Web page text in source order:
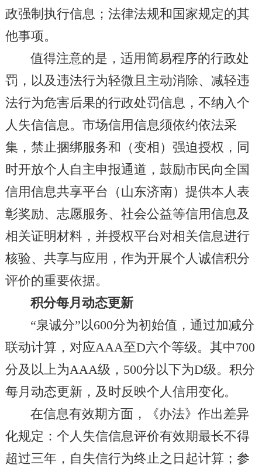
政强制执行信息；法律法规和国家规定的其
他事项。
值得注意的是，适用简易程序的行政处
罚，以及违法行为轻微且主动消除、减轻违
法行为危害后果的行政处罚信息，不纳入个
人失信信息。市场信用信息须依约依法采
集，禁止捆绑服务和（变相）强迫授权，同
时开放个人自主申报通道，鼓励市民向全国
信用信息共享平台（山东济南）提供本人表
彰奖励、志愿服务、社会公益等信用信息及
相关证明材料，并授权平台对相关信息进行
核验、共享与应用，作为开展个人诚信积分
评价的重要依据。
积分每月动态更新
“泉诚分”以600分为初始值，通过加减分
联动计算，对应AAA至D六个等级。其中700
分及以上为AAA级，500分以下为D级。积分
每月动态更新，及时反映个人信用变化。
在信息有效期方面，《办法》作出差异
化规定：个人失信信息评价有效期最长不得
超过三年，自失信行为终止之日起计算；参